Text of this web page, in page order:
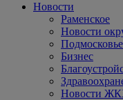
Новости
Раменское
Новости
Подмосковье
Бизнес
Новости